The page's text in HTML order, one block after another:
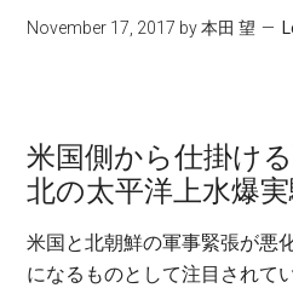
November 17, 2017 by本田 望
米国側から仕掛け
北の太平洋上水爆実
米国と北朝鮮の軍事緊張が悪
になるものとして注目されて